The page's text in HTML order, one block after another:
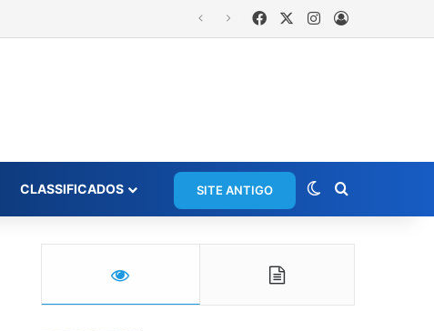
FacebookInstagram
CLASSIFICADOS SITE ANTIGO Switch skin